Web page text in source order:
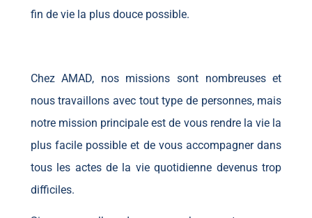
fin de vie la plus douce possible.
Chez AMAD, nos missions sont nombreuses et
nous travaillons avec tout type de personnes, mais
notre mission principale est de vous rendre la vie la
plus facile possible et de vous accompagner dans
tous les actes de la vie quotidienne devenus trop
difficiles.